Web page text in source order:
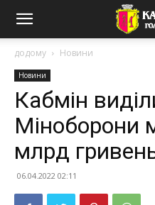
додому Новини
Новини
Кабмін
Міноборони
млрд
06.04.2022 02:11